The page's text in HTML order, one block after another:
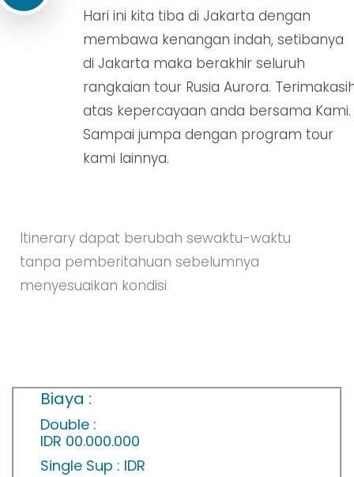
Hari ini kita tiba di Jakarta dengan
membawa kenangan indah, setibanya
di Jakarta maka berakhir seluruh
rangkaian tour Rusia Aurora.
atas kepercayaan anda bersama Kami.
Sampai jumpa dengan program tour
kami lainnya.
Itinerary dapat berubah sewaktu-waktu
tanpa pemberitahuan sebelumnya
menyesuaikan kondisi
Biaya :
Double :
IDR 00.000.000
Single Sup : IDR